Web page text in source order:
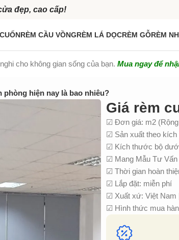
đẹp, cao cấp!
RÈM CẦU VỒNGRÈM LÁ DỌCRÈM GỖRÈM
cho không gian sống của bạn. Mua ngay để
phòng hiện nay là bao nhiêu?
Giá rèm
☑ Đơn giá: m2
☑ Sản xuất theo kích
☑ Kích thước bộ
☑ Mang Mẫu Tư Vấn
☑ Thời gian hoàn
☑ Lắp đặt: miễn phí
☑ Xuất xứ: Việt Nam
☑ Hình thức mua